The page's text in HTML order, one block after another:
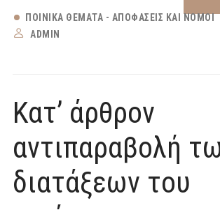
ΠΟΙΝΙΚΆ ΘΈΜΑΤΑ - ΑΠΟΦΆΣΕΙΣ ΚΑΙ ΝΌΜΟΙ
ADMIN
Κατ’ άρθρον
αντιπαραβολή
διατάξεων του